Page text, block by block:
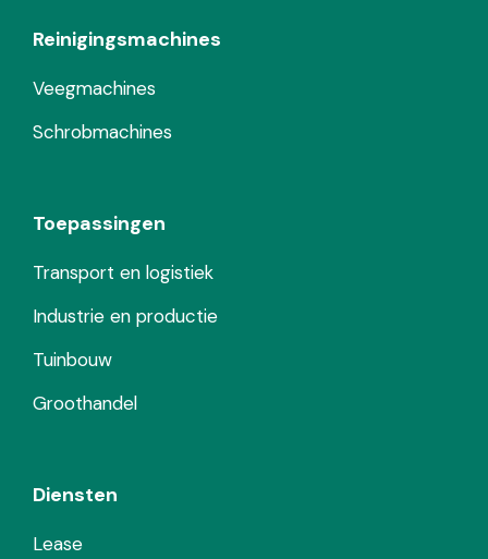
Reinigingsmachines
Veegmachines
Schrobmachines
Toepassingen
Transport en logistiek
Industrie en productie
Tuinbouw
Groothandel
Diensten
Lease